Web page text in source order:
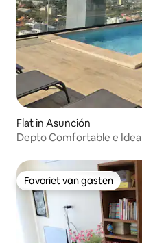
Flat in Asunción
Depto Comfortable e Ideal
Favoriet van gasten
Favoriet van gasten